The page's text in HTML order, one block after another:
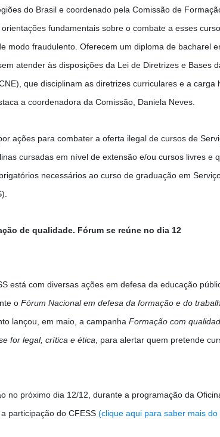
do Brasil e coordenado pela Comissão de
fundamentais sobre o combate a esses
modo fraudulento. Oferecem um diploma de bacharel
atender às disposições da Lei de Diretrizes e Bases
que disciplinam as diretrizes curriculares e a
a coordenadora da Comissão, Daniela Neves.
ações para combater a oferta ilegal de cursos de
cursadas em nível de extensão e/ou cursos livres e
necessários ao curso de graduação em
de qualidade. Fórum se reúne no dia 12
está com diversas ações em defesa da educação
o Fórum Nacional em defesa da formação e do
lançou, em maio, a campanha Formação com
for legal, crítica e ética, para alertar quem pretende
no próximo dia 12/12, durante a programação da
participação do CFESS (clique aqui para saber mais do